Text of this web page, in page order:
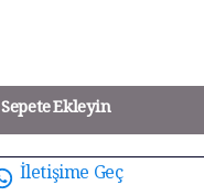
Sepete Ekleyin
İletişime Geç